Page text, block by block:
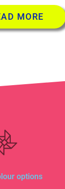
MORE
options